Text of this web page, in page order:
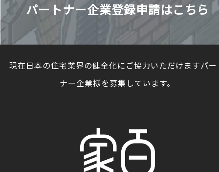
パートナー企業登録申請はこちら
現在日本の住宅業界の健全化にご協力いただけますパ
ナー企業様を募集しています。